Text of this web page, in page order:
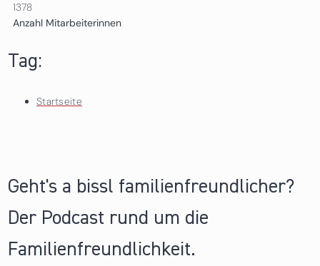
1378
Anzahl Mitarbeiterinnen
Tag:
Startseite
Geht's a bissl familienfreundlicher?
Der Podcast rund um die
Familienfreundlichkeit.